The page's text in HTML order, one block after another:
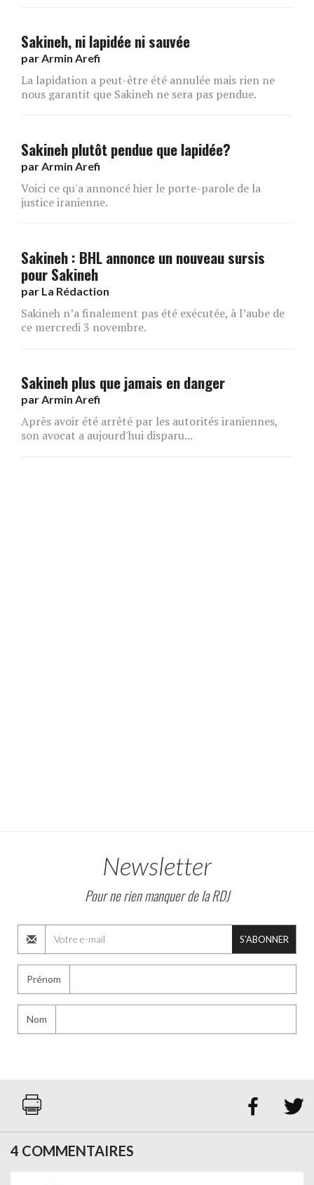
Sakineh, ni lapidée ni sauvée
par Armin Arefi
La lapidation a peut-être été annulée mais rien ne
nous garantit que Sakineh ne sera pas pendue.
Sakineh plutôt pendue que lapidée?
par Armin Arefi
Voici ce qu'a annoncé hier le porte-parole de la
justice iranienne.
Sakineh : BHL annonce un nouveau sursis
pour Sakineh
par La Rédaction
Sakineh n’a finalement pas été exécutée, à l’aube de
ce mercredi 3 novembre.
Sakineh plus que jamais en danger
par Armin Arefi
Après avoir été arrêté par les autorités iraniennes,
son avocat a aujourd'hui disparu...
Newsletter
Pour ne rien manquer de la RDJ
S'ABONNER
Prénom
Nom
 
4 COMMENTAIRES